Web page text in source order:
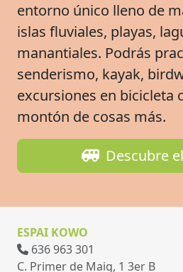
entorno único lleno de
islas fluviales, playas,
manantiales. Podrás
senderismo, kayak,
excursiones en bicicleta
montón de cosas más.
Descubre
ESPAI KOWO
636 963 301
C. Primer de Maig, 1 3er B